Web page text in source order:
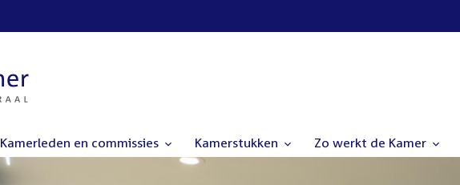
Kamerleden en commissies Kamerstukken Zo werkt de Kamer